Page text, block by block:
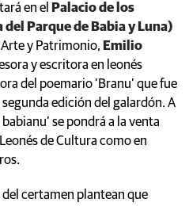
en el
Palacio de los
del Parque de Babia y Luna)
y Patrimonio, Emilio
y escritora en leonés
del poemario ‘Branu’ que fue
edición del galardón. A
se pondrá a la venta
de Cultura como en
del certamen plantean que